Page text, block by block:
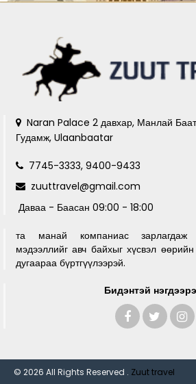
Naran Palace 2 давхар, Манлай
Гудамж, Ulaanbaatar
7745-3333, 9400-9433
zuuttravel@gmail.com
Даваа - Баасан 09:00 - 18:00
та манай компаниас зарлагдаж
мэдээллийг авч байхыг хүсвэл
дугаараа бүртгүүлээрэй.
Бидэнтэй
© 2026 All Rights Reserved . Zuut travel